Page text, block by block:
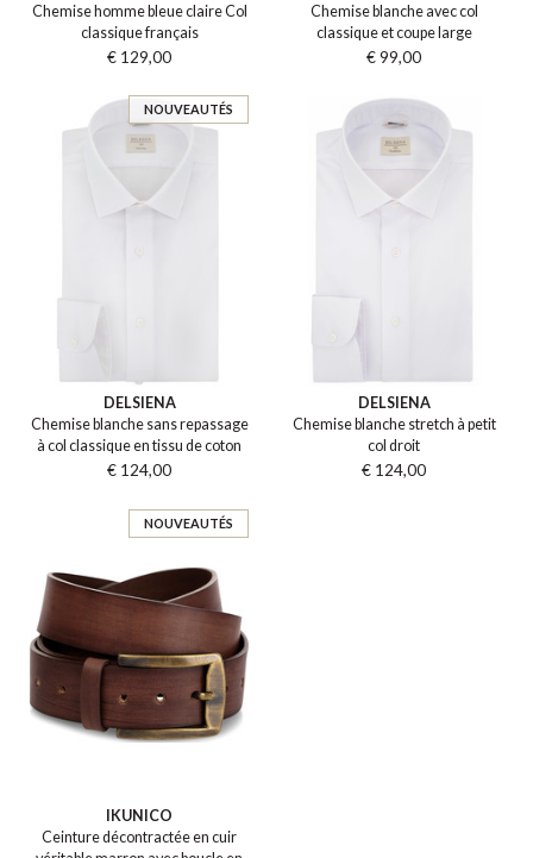
Chemise homme bleue claire Col
classique français
€ 129,00
Chemise blanche avec col
classique et coupe large
€ 99,00
NOUVEAUTÉS
DELSIENA
Chemise blanche sans repassage
à col classique en tissu de coton
€ 124,00
DELSIENA
Chemise blanche stretch à petit
col droit
€ 124,00
NOUVEAUTÉS
IKUNICO
Ceinture décontractée en cuir